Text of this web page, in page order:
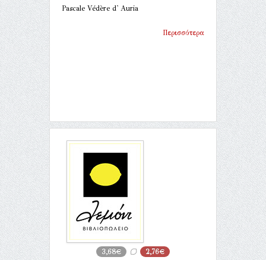
Pascale Védère d' Auria
Περισσότερα
3,68€ 2,76€